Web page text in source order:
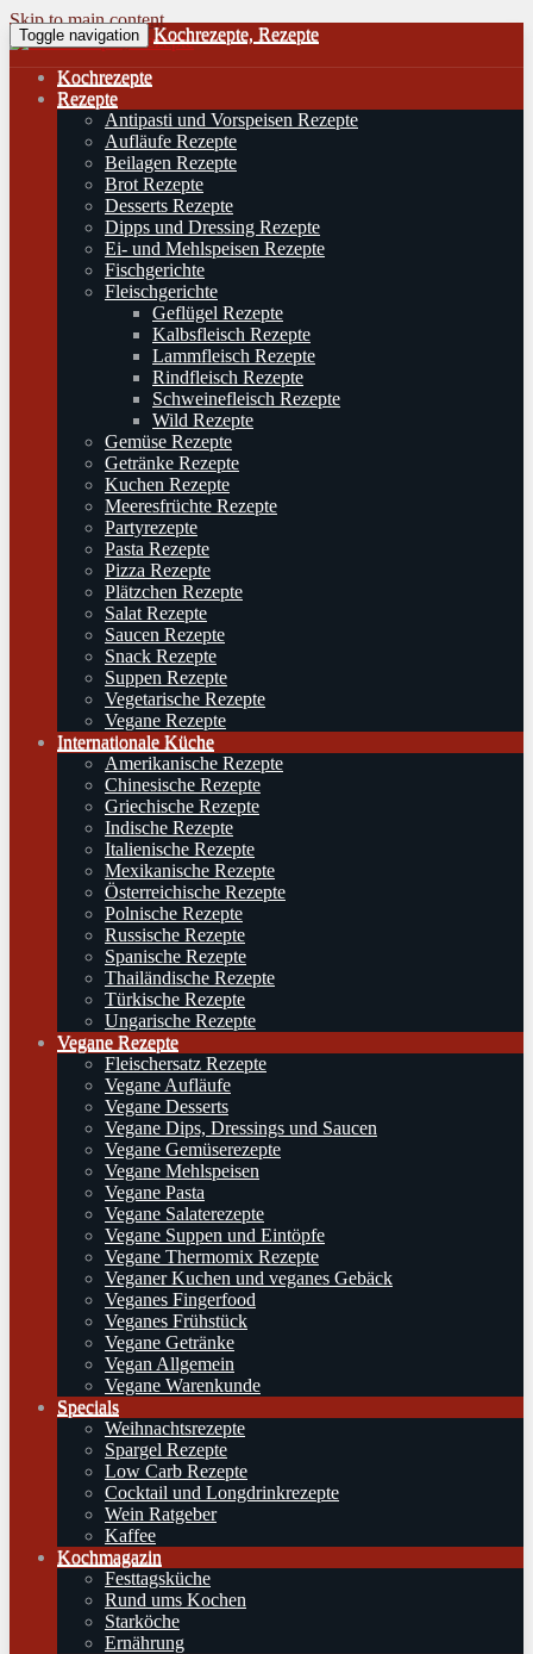
Skip to main content
Toggle navigation Kochrezepte, Rezepte
Kochrezepte
Rezepte
Antipasti und Vorspeisen Rezepte
Aufläufe Rezepte
Beilagen Rezepte
Brot Rezepte
Desserts Rezepte
Dipps und Dressing Rezepte
Ei- und Mehlspeisen Rezepte
Fischgerichte
Fleischgerichte
Geflügel Rezepte
Kalbsfleisch Rezepte
Lammfleisch Rezepte
Rindfleisch Rezepte
Schweinefleisch Rezepte
Wild Rezepte
Gemüse Rezepte
Getränke Rezepte
Kuchen Rezepte
Meeresfrüchte Rezepte
Partyrezepte
Pasta Rezepte
Pizza Rezepte
Plätzchen Rezepte
Salat Rezepte
Saucen Rezepte
Snack Rezepte
Suppen Rezepte
Vegetarische Rezepte
Vegane Rezepte
Internationale Küche
Amerikanische Rezepte
Chinesische Rezepte
Griechische Rezepte
Indische Rezepte
Italienische Rezepte
Mexikanische Rezepte
Österreichische Rezepte
Polnische Rezepte
Russische Rezepte
Spanische Rezepte
Thailändische Rezepte
Türkische Rezepte
Ungarische Rezepte
Vegane Rezepte
Fleischersatz Rezepte
Vegane Aufläufe
Vegane Desserts
Vegane Dips, Dressings und Saucen
Vegane Gemüserezepte
Vegane Mehlspeisen
Vegane Pasta
Vegane Salaterezepte
Vegane Suppen und Eintöpfe
Vegane Thermomix Rezepte
Veganer Kuchen und veganes Gebäck
Veganes Fingerfood
Veganes Frühstück
Vegane Getränke
Vegan Allgemein
Vegane Warenkunde
Specials
Weihnachtsrezepte
Spargel Rezepte
Low Carb Rezepte
Cocktail und Longdrinkrezepte
Wein Ratgeber
Kaffee
Kochmagazin
Festtagsküche
Rund ums Kochen
Starköche
Ernährung